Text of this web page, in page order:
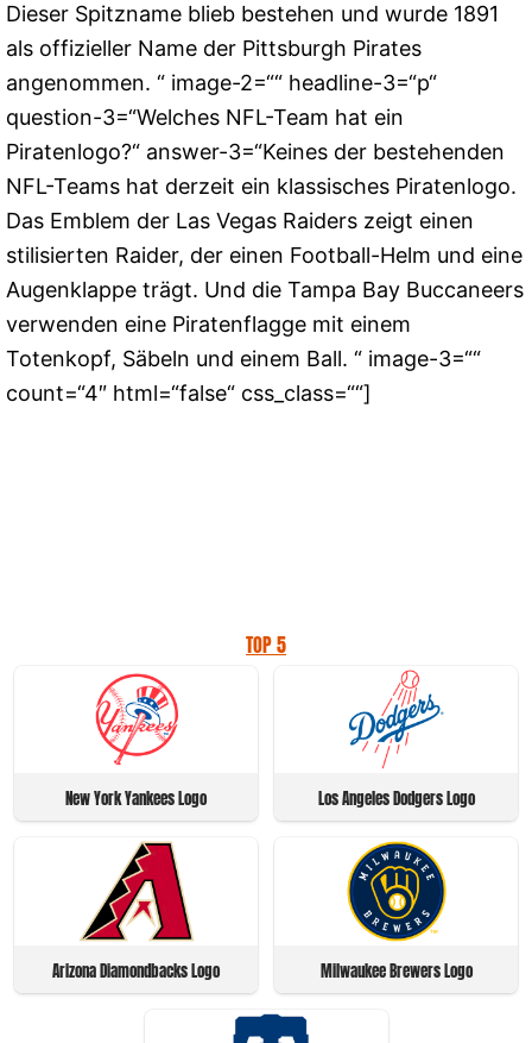
Dieser Spitzname blieb bestehen und wurde 1891
als offizieller Name der Pittsburgh Pirates
angenommen. “ image-2=““ headline-3=“p“
question-3=“Welches NFL-Team hat ein
Piratenlogo?“ answer-3=“Keines der bestehenden
NFL-Teams hat derzeit ein klassisches Piratenlogo.
Das Emblem der Las Vegas Raiders zeigt einen
stilisierten Raider, der einen Football-Helm und eine
Augenklappe trägt. Und die Tampa Bay Buccaneers
verwenden eine Piratenflagge mit einem
Totenkopf, Säbeln und einem Ball. “ image-3=““
count=“4″ html=“false“ css_class=““]
TOP 5
New York Yankees Logo Los Angeles Dodgers Logo
Arizona Diamondbacks Logo Milwaukee Brewers Logo